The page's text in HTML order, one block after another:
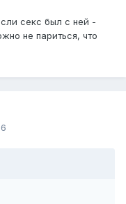
секс был с ней -
не париться, что